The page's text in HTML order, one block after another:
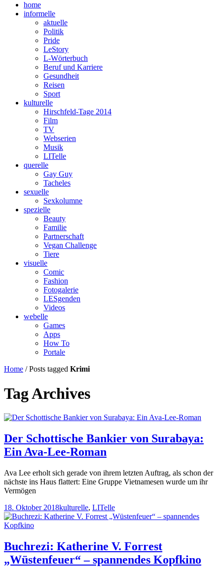
home
informelle
aktuelle
Politik
Pride
LeStory
L-Wörterbuch
Beruf und Karriere
Gesundheit
Reisen
Sport
kulturelle
Hirschfeld-Tage 2014
Film
TV
Webserien
Musik
LITelle
querelle
Gay Guy
Tacheles
sexuelle
Sexkolumne
spezielle
Beauty
Familie
Partnerschaft
Vegan Challenge
Tiere
visuelle
Comic
Fashion
Fotogalerie
LESgenden
Videos
webelle
Games
Apps
How To
Portale
Home /Posts tagged Krimi
Tag Archives
Der Schottische Bankier von Surabaya:
Ein Ava-Lee-Roman
Ava Lee erholt sich gerade von ihrem letzten Auftrag, als schon der
nächste ins Haus flattert: Eine Gruppe Vietnamesen wurde um ihr
Vermögen
18. Oktober 2018kulturelle, LITelle
Buchrezi: Katherine V. Forrest
„Wüstenfeuer“ – spannendes Kopfkino